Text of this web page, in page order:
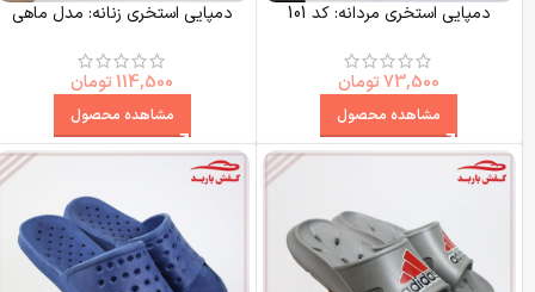
دمپایی استخری مردانه: کد 101
73,500 تومان
مشاهده محصول
دمپایی استخری زنانه: مدل ماهی
114,500 تومان
مشاهده محصول